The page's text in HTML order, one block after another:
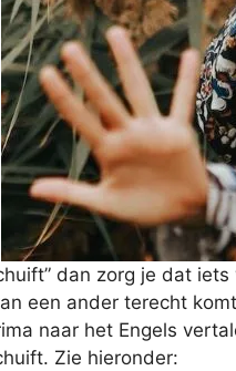
dan zorg je dat
een ander terecht
naar het Engels
Zie hieronder: